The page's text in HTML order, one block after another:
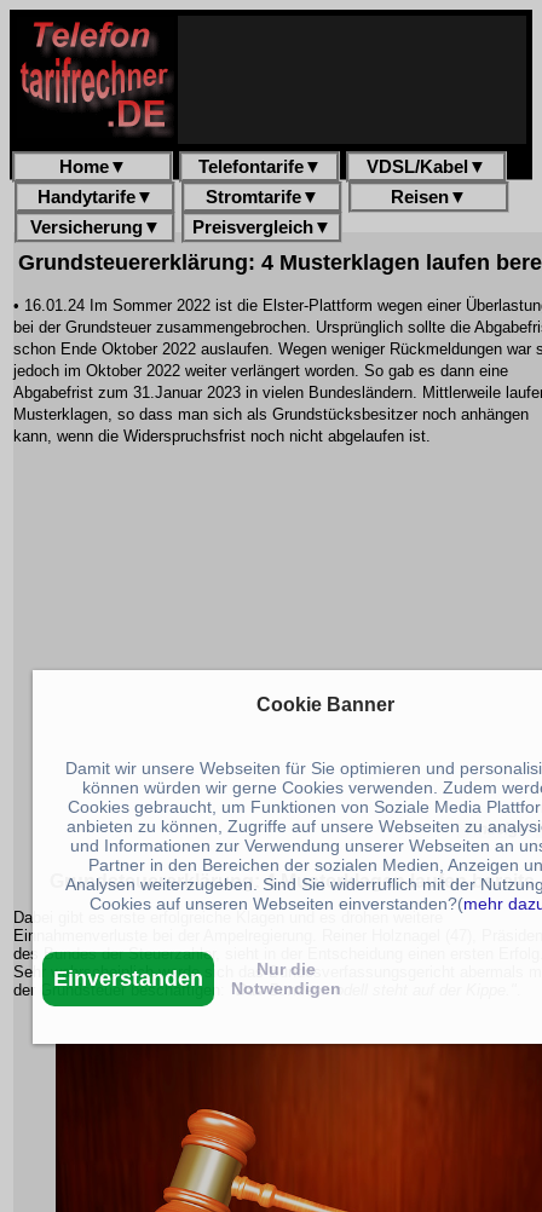
Home▼ Telefontarife▼ VDSL/Kabel ▼
Handytarife▼ Stromtarife▼ Reisen▼
Versicherung▼ Preisvergleich▼
Grundsteuererklärung: 4 Musterklagen laufen
• 16.01.24 Im Sommer 2022 ist die Elster-Plattform wegen einer
bei der Grundsteuer zusammengebrochen. Ursprünglich sollte die
schon Ende Oktober 2022 auslaufen. Wegen weniger Rückmeldungen war
jedoch im Oktober 2022 weiter verlängert worden. So gab es dann eine
Abgabefrist zum 31.Januar 2023 in vielen Bundesländern. Mittlerweile
Musterklagen, so dass man sich als Grundstücksbesitzer noch anhängen
kann, wenn die Widerspruchsfrist noch nicht abgelaufen ist.
Grundsteuererklärung: 4 Musterklagen laufen bereits
Dabei gibt es erste erfolgreiche Klagen und es drohen weitere
Einnahmenverluste bei der Ampelregierung. Reiner Holznagel (47),
des Bundes der Steuerzahler, sieht in der Entscheidung einen ersten
Sehr wahrscheinlich werde sich das Bundesverfassungsgericht abermals
der Grundsteuer beschäftigen:
"Das Bundesmodell steht auf der Kippe."
Cookie Banner
Damit wir unsere Webseiten für Sie optimieren und
können würden wir gerne Cookies verwenden. Zudem
Cookies gebraucht, um Funktionen von Soziale Media
anbieten zu können, Zugriffe auf unsere Webseiten zu
und Informationen zur Verwendung unserer Webseiten an
Partner in den Bereichen der sozialen Medien, Anzeigen
Analysen weiterzugeben. Sind Sie widerruflich mit der
Cookies auf unseren Webseiten einverstanden?(mehr
Einverstanden
Nur die
Notwendigen